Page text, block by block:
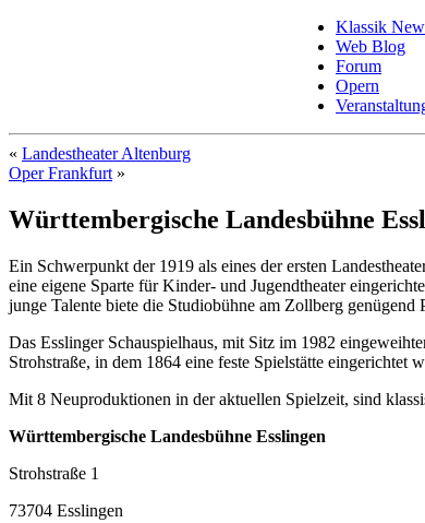
Klassik
Web Blog
Forum
Opern
« Landestheater Altenburg
Oper Frankfurt »
Württembergische Landesbühne
Ein Schwerpunkt der 1919 als eines der ersten
eine eigene Sparte für Kinder- und Jugendtheater
junge Talente biete die Studiobühne am Zollberg genügend
Das Esslinger Schauspielhaus, mit Sitz im 1982
Strohstraße, in dem 1864 eine feste Spielstätte eingerichtet
Mit 8 Neuproduktionen in der aktuellen Spielzeit, sind
Württembergische Landesbühne Esslingen
Strohstraße 1
73704 Esslingen